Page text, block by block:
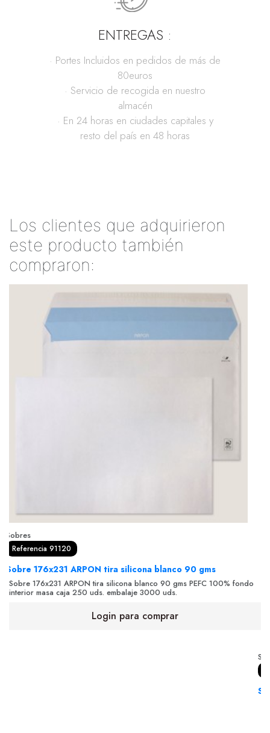
ENTREGAS :
· Portes Incluidos en pedidos de más de
80euros
· Servicio de recogida en nuestro
almacén
· En 24 horas en ciudades capitales y
resto del país en 48 horas
Los clientes que adquirieron
este producto también
compraron:
Sobres
Referencia 91120
Sobre 176x231 ARPON tira silicona blanco 90 gms
Sobre 176x231 ARPON tira silicona blanco 90 gms PEFC 100% fondo
interior masa caja 250 uds. embalaje 3000 uds.
Login para comprar